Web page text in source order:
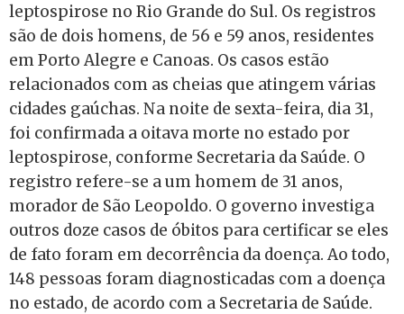
leptospirose no Rio Grande do Sul. Os registros
são de dois homens, de 56 e 59 anos, residentes
em Porto Alegre e Canoas. Os casos estão
relacionados com as cheias que atingem várias
cidades gaúchas. Na noite de sexta-feira, dia 31,
foi confirmada a oitava morte no estado por
leptospirose, conforme Secretaria da Saúde. O
registro refere-se a um homem de 31 anos,
morador de São Leopoldo. O governo investiga
outros doze casos de óbitos para certificar se eles
de fato foram em decorrência da doença. Ao todo,
148 pessoas foram diagnosticadas com a doença
no estado, de acordo com a Secretaria de Saúde.